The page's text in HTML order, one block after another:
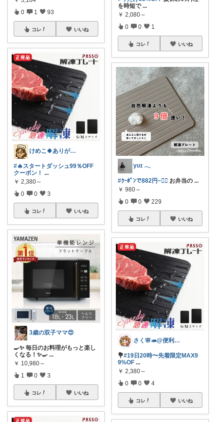
0 1 93
コレ いいね
けめこ🍀ありがとうございます🤭💕
#🔥スタートダッシュ99％OFF
クーポン！ ...
￥ 2,380～
0 0 3
コレ いいね
3歳の双子ママ😍
🍳✨ 毎日のお料理がもっと楽し
くなる！✨🍳 ...
￥ 10,980～
1 0 3
コレ いいね
を時短で ...
￥ 2,080～
0 0 1
コレ いいね
yᴜɪ 𓂃
#ｸｰﾎﾟﾝで882円~❤️‍🔥 お弁当の ...
￥ 980～
0 0 229
コレ いいね
さく🌸🦔@便利でかわいいを探す旅
💐#19日20時〜先着限定MAX9
9%OF ...
￥ 2,380～
0 0 4
コレ いいね